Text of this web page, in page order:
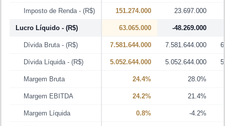
Imposto de Renda- (R$) 151.274.000 23.697.000
Lucro Líquido - (R$) 63.065.000 -48.269.000
Dívida Bruta- (R$) 7.581.644.000 7.581.644.000
Dívida Líquida- (R$) 5.052.644.000 5.052.644.000
Margem Bruta 24.4% 28.0%
Margem EBITDA 24.2% 21.4%
Margem Líquida 0.8% -4.2%